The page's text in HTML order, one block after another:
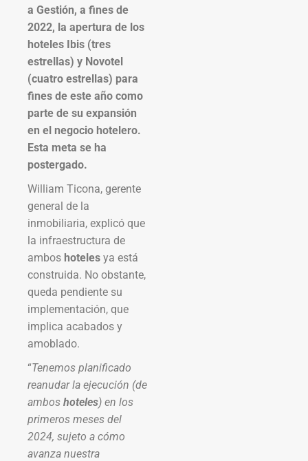
a Gestión, a fines de
2022, la apertura de los
hoteles Ibis (tres
estrellas) y Novotel
(cuatro estrellas) para
fines de este año como
parte de su expansión
en el negocio hotelero.
Esta meta se ha
postergado.
William Ticona, gerente
general de la
inmobiliaria, explicó que
la infraestructura de
ambos hoteles ya está
construida. No obstante,
queda pendiente su
implementación, que
implica acabados y
amoblado.
“Tenemos planificado
reanudar la ejecución (de
ambos hoteles) en los
primeros meses del
2024, sujeto a cómo
avanza nuestra